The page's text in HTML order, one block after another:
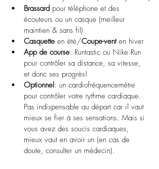
Brassard pour téléphone et des
écouteurs ou un casque (meilleur
maintien & sans fil)
Casquette en été/Coupe-vent en hiver
App de course: Runtastic ou Nike Run
pour contrôler sa distance, sa vitesse,
et donc ses progrès!
Optionnel: un cardiofréquencemètre
pour contrôler votre rythme cardiaque.
Pas indispensable au départ car il vaut
mieux se fier à ses sensations. Mais si
vous avez des soucis cardiaques,
mieux vaut en avoir un (en cas de
doute, consulter un médecin).